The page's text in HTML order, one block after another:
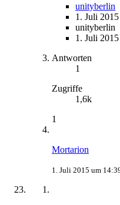
unityberlin
1. Juli
unityberlin
1. Juli
Antworten
1
Zugriffe
1,6k
1
Mortarion
1. Juli 2015 um